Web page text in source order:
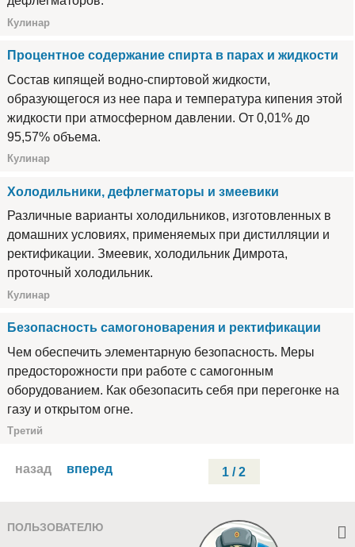
Кулинар
Процентное содержание спирта в парах и жидкости
Состав кипящей водно-спиртовой жидкости,
образующегося из нее пара и температура кипения этой
жидкости при атмосферном давлении. От 0,01% до
95,57% объема.
Кулинар
Холодильники, дефлегматоры и змеевики
Различные варианты холодильников, изготовленных в
домашних условиях, применяемых при дистилляции и
ректификации. Змеевик, холодильник Димрота,
проточный холодильник.
Кулинар
Безопасность самогоноварения и ректификации
Чем обеспечить элементарную безопасность. Меры
предосторожности при работе с самогонным
оборудованием. Как обезопасить себя при перегонке на
газу и открытом огне.
Третий
назад вперед 1 / 2
ПОЛЬЗОВАТЕЛЮ